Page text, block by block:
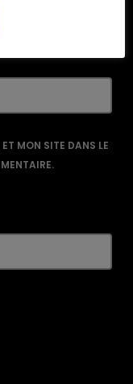
MON SITE DANS LE